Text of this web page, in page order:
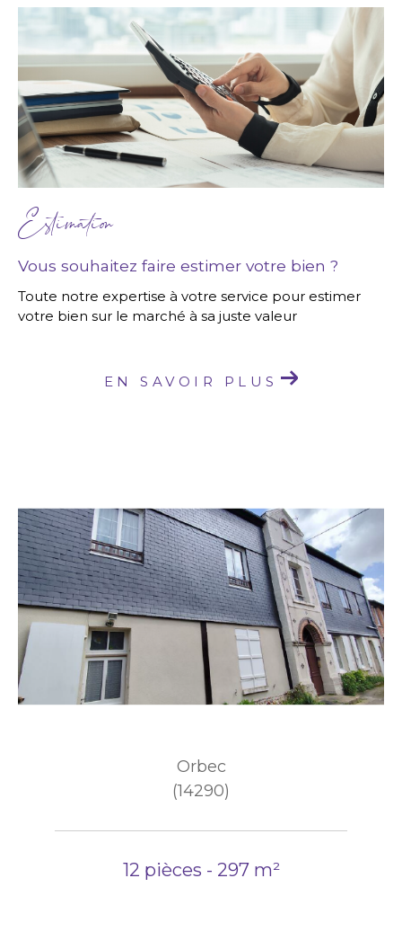
Estimation
Vous souhaitez faire estimer votre bien ?
Toute notre expertise à votre service pour estimer
votre bien sur le marché à sa juste valeur
EN SAVOIR PLUS
Orbec
(14290)
12 pièces - 297 m²